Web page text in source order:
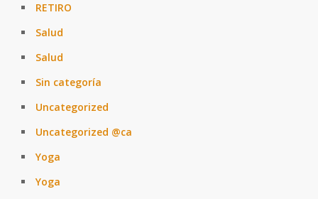
RETIRO
Salud
Salud
Sin categoría
Uncategorized
Uncategorized @ca
Yoga
Yoga